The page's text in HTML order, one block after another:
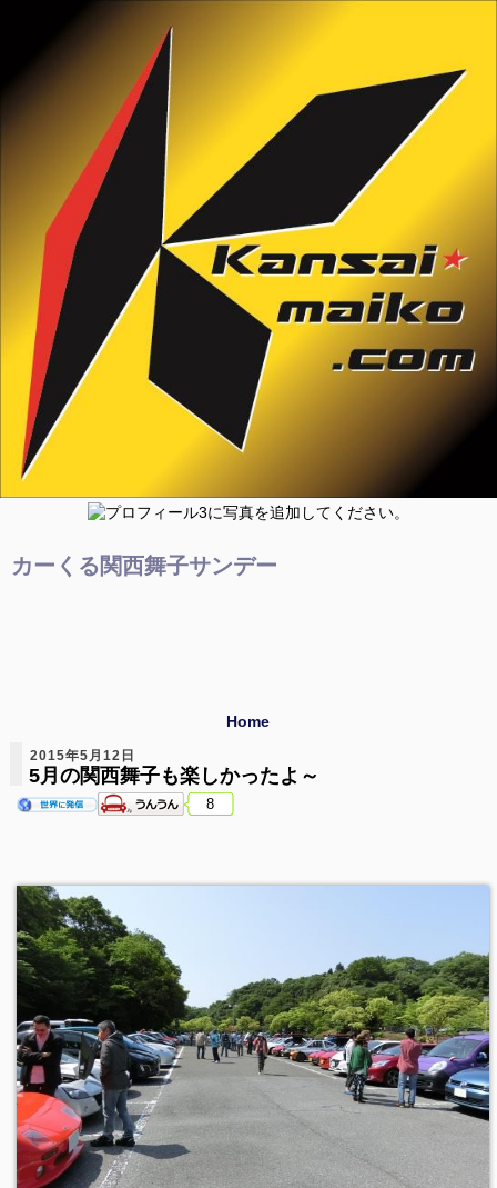
カーくる関西舞子サンデー
Home
2015年5月12日
5月の関西舞子も楽しかったよ～
8